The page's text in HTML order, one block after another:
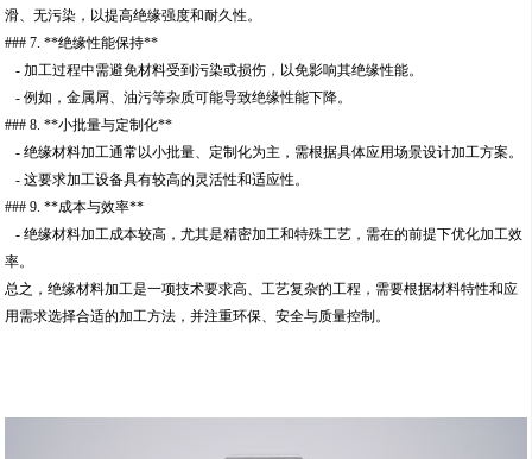
滑、无污染，以提高绝缘强度和耐久性。
### 7. **绝缘性能保持**
- 加工过程中需避免材料受到污染或损伤，以免影响其绝缘性能。
- 例如，金属屑、油污等杂质可能导致绝缘性能下降。
### 8. **小批量与定制化**
- 绝缘材料加工通常以小批量、定制化为主，需根据具体应用场景设计加工方案。
- 这要求加工设备具有较高的灵活性和适应性。
### 9. **成本与效率**
- 绝缘材料加工成本较高，尤其是精密加工和特殊工艺，需在的前提下优化加工效
率。
总之，绝缘材料加工是一项技术要求高、工艺复杂的工程，需要根据材料特性和应
用需求选择合适的加工方法，并注重环保、安全与质量控制。